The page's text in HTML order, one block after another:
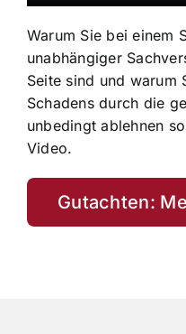
Warum Sie bei einem
unabhängiger
Seite sind und warum
Schadens durch die
unbedingt ablehnen
Video.
Gutachten: